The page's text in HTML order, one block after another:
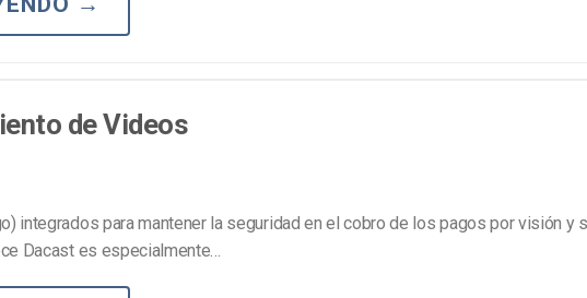
de Videos
integrados para mantener la seguridad en el cobro de los pagos por visión y
Dacast es especialmente…